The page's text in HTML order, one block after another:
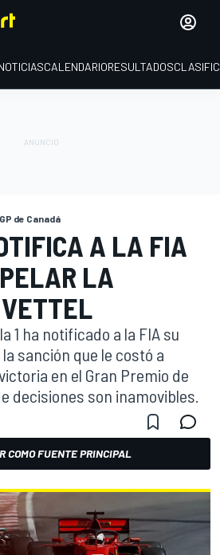
CALENDARIORESULTADOS
GP de Canadá
A LA FIA
LA
1 ha notificado a la FIA su
sanción que le costó a
en el Gran Premio de
decisiones son inamovibles.
COMO FUENTE PRINCIPAL